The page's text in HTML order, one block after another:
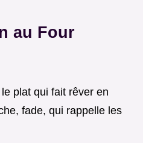
au Four
plat qui fait rêver en
fade, qui rappelle les